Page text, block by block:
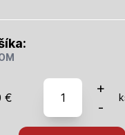
€
množstvo
Šľahaný
tmel
+
-